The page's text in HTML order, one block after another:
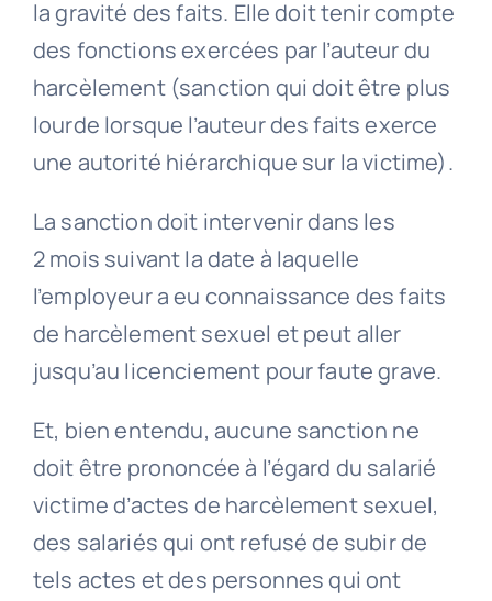
la gravité des faits. Elle doit tenir compte
des fonctions exercées par l’auteur du
harcèlement (sanction qui doit être plus
lourde lorsque l’auteur des faits exerce
une autorité hiérarchique sur la victime).
La sanction doit intervenir dans les
2 mois suivant la date à laquelle
l’employeur a eu connaissance des faits
de harcèlement sexuel et peut aller
jusqu’au licenciement pour faute grave.
Et, bien entendu, aucune sanction ne
doit être prononcée à l’égard du salarié
victime d’actes de harcèlement sexuel,
des salariés qui ont refusé de subir de
tels actes et des personnes qui ont